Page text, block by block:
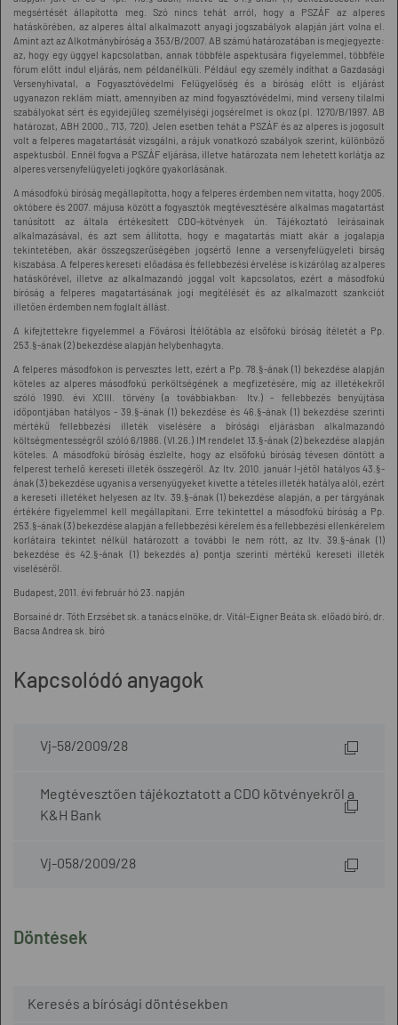
Döntések
Keresés a bírósági döntésekben
megsértését állapította meg. Szó nincs tehát arról, hogy a PSZÁF az alperes
hatáskörében, az alperes által alkalmazott anyagi jogszabályok alapján járt volna el.
Amint azt az Alkotmánybíróság a 353/B/2007. AB számú határozatában is megjegyezte:
az, hogy egy üggyel kapcsolatban, annak többféle aspektusára figyelemmel, többféle
fórum előtt indul eljárás, nem példanélküli. Például egy személy indíthat a Gazdasági
Versenyhivatal, a Fogyasztóvédelmi Felügyelőség és a bíróság előtt is eljárást
ugyanazon reklám miatt, amennyiben az mind fogyasztóvédelmi, mind verseny tilalmi
szabályokat sért és egyidejűleg személyiségi jogsérelmet is okoz (pl. 1270/B/1997. AB
határozat, ABH 2000., 713, 720). Jelen esetben tehát a PSZÁF és az alperes is jogosult
volt a felperes magatartását vizsgálni, a rájuk vonatkozó szabályok szerint, különböző
aspektusból. Ennél fogva a PSZÁF eljárása, illetve határozata nem lehetett korlátja az
alperes versenyfelügyeleti jogköre gyakorlásának.
A másodfokú bíróság megállapította, hogy a felperes érdemben nem vitatta, hogy 2005.
októbere és 2007. májusa között a fogyasztók megtévesztésére alkalmas magatartást
tanúsított az általa értékesített CDO-kötvények ún. Tájékoztató leírásainak
alkalmazásával, és azt sem állította, hogy e magatartás miatt akár a jogalapja
tekintetében, akár összegszerűségében jogsértő lenne a versenyfelügyeleti bírság
kiszabása. A felperes kereseti előadása és fellebbezési érvelése is kizárólag az alperes
hatáskörével, illetve az alkalmazandó joggal volt kapcsolatos, ezért a másodfokú
bíróság a felperes magatartásának jogi megítélését és az alkalmazott szankciót
illetően érdemben nem foglalt állást.
A kifejtettekre figyelemmel a Fővárosi Ítélőtábla az elsőfokú bíróság ítéletét a Pp.
253.§-ának (2) bekezdése alapján helybenhagyta.
A felperes másodfokon is pervesztes lett, ezért a Pp. 78.§-ának (1) bekezdése alapján
köteles az alperes másodfokú perköltségének a megfizetésére, míg az illetékekről
szóló 1990. évi XCIII. törvény (a továbbiakban: Itv.) - fellebbezés benyújtása
időpontjában hatályos - 39.§-ának (1) bekezdése és 46.§-ának (1) bekezdése szerinti
mértékű fellebbezési illeték viselésére a bírósági eljárásban alkalmazandó
költségmentességről szóló 6/1986. (VI.26.) IM rendelet 13.§-ának (2) bekezdése alapján
köteles. A másodfokú bíróság észlelte, hogy az elsőfokú bíróság tévesen döntött a
felperest terhelő kereseti illeték összegéről. Az Itv. 2010. január l-jétől hatályos 43.§-
ának (3) bekezdése ugyanis a versenyügyeket kivette a tételes illeték hatálya alól, ezért
a kereseti illetéket helyesen az Itv. 39.§-ának (1) bekezdése alapján, a per tárgyának
értékére figyelemmel kell megállapítani. Erre tekintettel a másodfokú bíróság a Pp.
253.§-ának (3) bekezdése alapján a fellebbezési kérelem és a fellebbezési ellenkérelem
korlátaira tekintet nélkül határozott a további le nem rótt, az ltv. 39.§-ának (1)
bekezdése és 42.§-ának (1) bekezdés a) pontja szerinti mértékű kereseti illeték
viseléséről.
Budapest, 2011. évi február hó 23. napján
Borsainé dr. Tóth Erzsébet sk. a tanács elnöke, dr. Vitál-Eigner Beáta sk. előadó bíró, dr.
Bacsa Andrea sk. bíró
Kapcsolódó anyagok
Vj-58/2009/28
Megtévesztően tájékoztatott a CDO kötvényekről a
K&H Bank
Vj-058/2009/28